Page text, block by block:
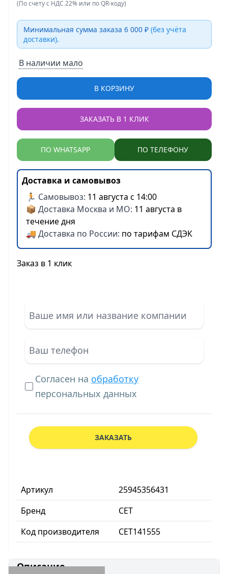
Артикул
25945356431
Бренд
CET
Код производителя
CET141555
(По счету с НДС 22% или по QR-коду)
Минимальная сумма заказа 6 000 ₽ (без учёта
доставки).
В наличии мало
В КОРЗИНУ
ЗАКАЗАТЬ В 1 КЛИК
ПО WHATSAPP ПО ТЕЛЕФОНУ
Доставка и самовывоз
🏃 Самовывоз: 11 августа с 14:00
📦 Доставка Москва и МО: 11 августа в
течение дня
🚚 Доставка по России: по тарифам СДЭК
Заказ в 1 клик
Согласен на обработку
персональных данных
ЗАКАЗАТЬ
Описание